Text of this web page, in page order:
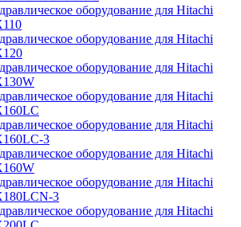
оборудование для Hitachi
оборудование для Hitachi
оборудование для Hitachi
оборудование для Hitachi
оборудование для Hitachi
3
оборудование для Hitachi
оборудование для Hitachi
3
оборудование для Hitachi